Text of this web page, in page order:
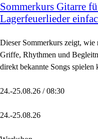
Sommerkurs Gitarre
Lagerfeuerlieder
Dieser Sommerkurs zeigt, wie
Griffe, Rhythmen und
direkt bekannte Songs
24.-25.08.26 / 08:30
24.-25.08.26